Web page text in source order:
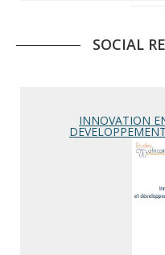
SOCIAL
INNOVATION